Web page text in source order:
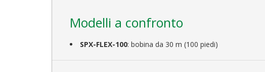
Modelli a confronto
SPX-FLEX-100: bobina da 30 m (100 piedi)